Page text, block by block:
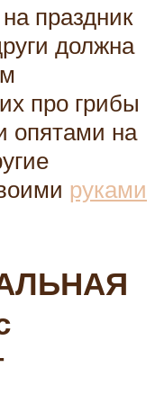
праздник
должна
про грибы
опятами на
руками